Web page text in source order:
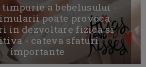
timpurie a bebelusului -
poate provoca
in dezvoltare fizica si
- cateva sfaturi
importante